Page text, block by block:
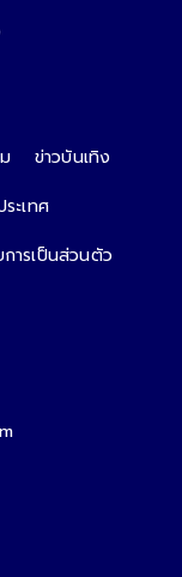
ข่าวบันเทิง
ะเทศ
ารเป็นส่วนตัว